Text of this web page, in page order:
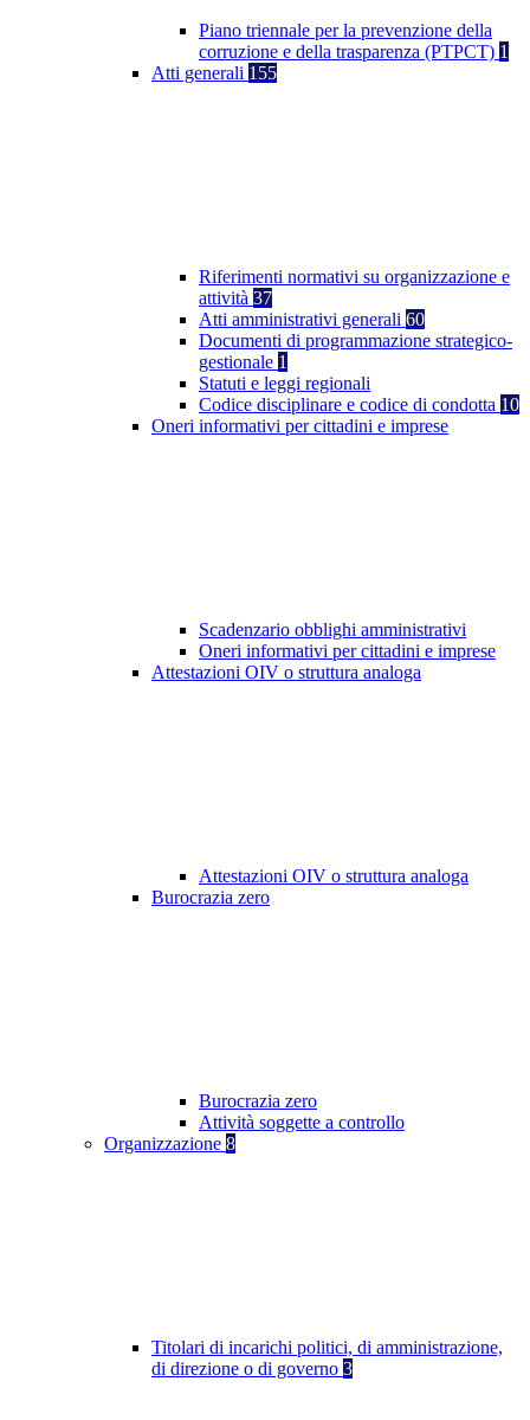
Piano triennale per la prevenzione della
corruzione e della trasparenza (PTPCT) 1
Atti generali 155
Riferimenti normativi su organizzazione e
attività 37
Atti amministrativi generali 60
Documenti di programmazione strategico-
gestionale 1
Statuti e leggi regionali
Codice disciplinare e codice di condotta 10
Oneri informativi per cittadini e imprese
Scadenzario obblighi amministrativi
Oneri informativi per cittadini e imprese
Attestazioni OIV o struttura analoga
Attestazioni OIV o struttura analoga
Burocrazia zero
Burocrazia zero
Attività soggette a controllo
Organizzazione 8
Titolari di incarichi politici, di amministrazione,
di direzione o di governo 3